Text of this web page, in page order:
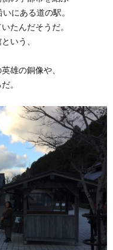
にある道の駅。
たんだそうだ。
いう、
雄の銅像や、
。